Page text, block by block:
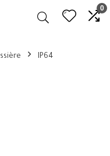
0
IP64